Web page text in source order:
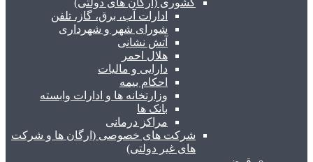
کشوری (ارگان های دولتی)
ادارات آب، برق، گاز، تلفن
شورای شهر و شهرداری
آتش نشانی
هلال احمر
دارایی و مالیات
احکام بیمه
وزارتخانه ها و ادارات وابسته
بانک ها
مراکز درمانی
شرکت های خصوصی (ارگان ها و شرکت
های غیر دولتی)